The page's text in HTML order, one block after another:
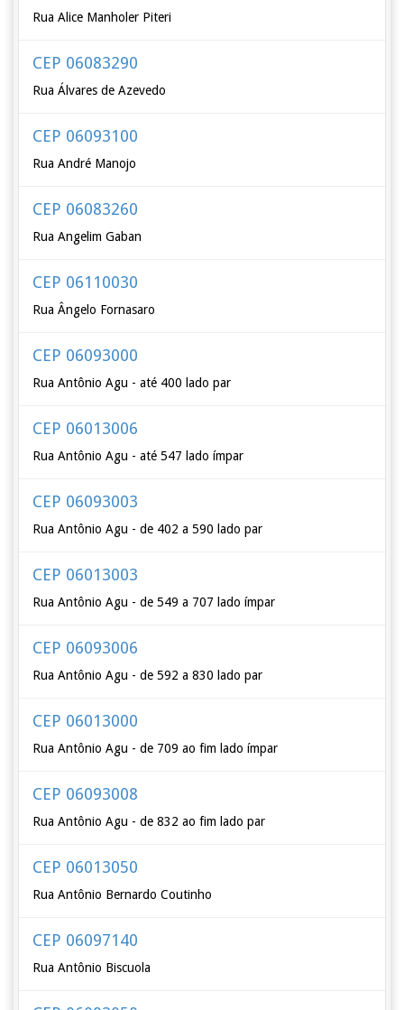
Rua Alice Manholer Piteri
CEP 06083290
Rua Álvares de Azevedo
CEP 06093100
Rua André Manojo
CEP 06083260
Rua Angelim Gaban
CEP 06110030
Rua Ângelo Fornasaro
CEP 06093000
Rua Antônio Agu - até 400 lado par
CEP 06013006
Rua Antônio Agu - até 547 lado ímpar
CEP 06093003
Rua Antônio Agu - de 402 a 590 lado par
CEP 06013003
Rua Antônio Agu - de 549 a 707 lado ímpar
CEP 06093006
Rua Antônio Agu - de 592 a 830 lado par
CEP 06013000
Rua Antônio Agu - de 709 ao fim lado ímpar
CEP 06093008
Rua Antônio Agu - de 832 ao fim lado par
CEP 06013050
Rua Antônio Bernardo Coutinho
CEP 06097140
Rua Antônio Biscuola